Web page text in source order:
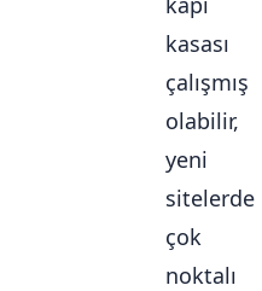
kasası
çalışmış
olabilir,
yeni
sitelerde
çok
noktalı